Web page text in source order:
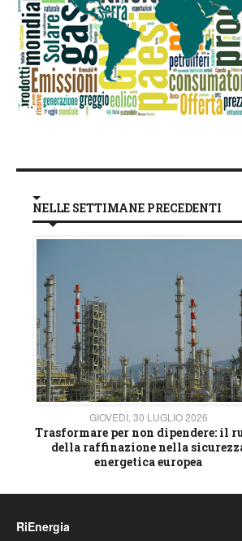
NELLE SETTIMANE PRECEDENTI
GIOVEDÌ, 30 LUGLIO 2026
Trasformare per non dipendere: il
della raffinazione nella
energetica europea
RiEnergia